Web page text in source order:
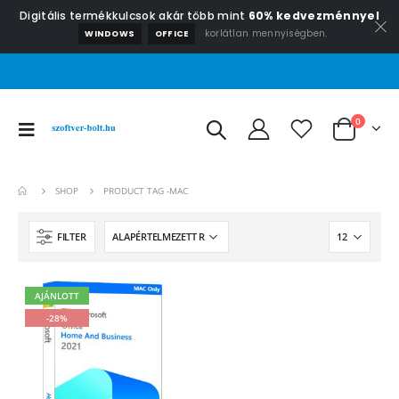
Digitális termékkulcsok akár több mint 60% kedvezménnyel
WINDOWS OFFICE korlátlan mennyiségben.
0
SHOP PRODUCT TAG -MAC
FILTER
AJÁNLOTT
-28%